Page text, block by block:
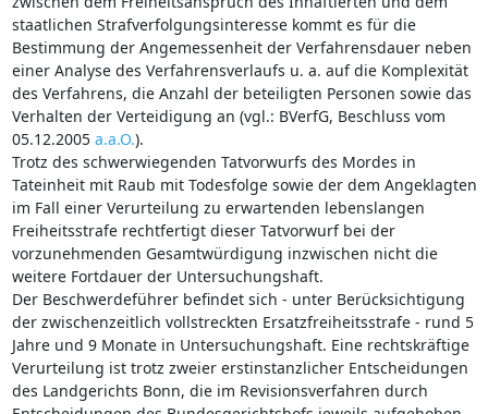
staatlichen Strafverfolgungsinteresse kommt es für die
Bestimmung der Angemessenheit der Verfahrensdauer neben
einer Analyse des Verfahrensverlaufs u. a. auf die Komplexität
des Verfahrens, die Anzahl der beteiligten Personen sowie das
Verhalten der Verteidigung an (vgl.: BVerfG, Beschluss vom
05.12.2005 a.a.O.).
Trotz des schwerwiegenden Tatvorwurfs des Mordes in
Tateinheit mit Raub mit Todesfolge sowie der dem Angeklagten
im Fall einer Verurteilung zu erwartenden lebenslangen
Freiheitsstrafe rechtfertigt dieser Tatvorwurf bei der
vorzunehmenden Gesamtwürdigung inzwischen nicht die
weitere Fortdauer der Untersuchungshaft.
Der Beschwerdeführer befindet sich - unter Berücksichtigung
der zwischenzeitlich vollstreckten Ersatzfreiheitsstrafe - rund 5
Jahre und 9 Monate in Untersuchungshaft. Eine rechtskräftige
Verurteilung ist trotz zweier erstinstanzlicher Entscheidungen
des Landgerichts Bonn, die im Revisionsverfahren durch